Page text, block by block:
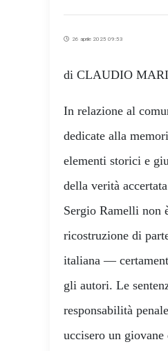
26 aprile 2025 09:53
di CLAUDIO
In relazione al
dedicate alla
elementi storici e
della verità
Sergio Ramelli non
ricostruzione di
italiana —
gli autori. Le
responsabilità
uccisero un